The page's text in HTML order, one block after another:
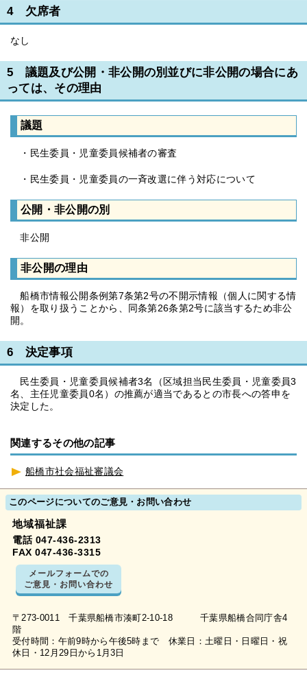
4 欠席者
なし
5 議題及び公開・非公開の別並びに非公開の場合にあ
っては、その理由
議題
・民生委員・児童委員候補者の審査
・民生委員・児童委員の一斉改選に伴う対応について
公開・非公開の別
非公開
非公開の理由
船橋市情報公開条例第7条第2号の不開示情報（個人に関する情
報）を取り扱うことから、同条第26条第2号に該当するため非公
開。
6 決定事項
民生委員・児童委員候補者3名（区域担当民生委員・児童委員3
名、主任児童委員0名）の推薦が適当であるとの市長への答申を
決定した。
関連するその他の記事
船橋市社会福祉審議会
このページについてのご意見・お問い合わせ
地域福祉課
電話 047-436-2313
FAX 047-436-3315
メールフォームでの
ご意見・お問い合わせ
〒273-0011 千葉県船橋市湊町2-10-18 千葉県船橋合同庁舎4
階
受付時間：午前9時から午後5時まで 休業日：土曜日・日曜日・祝
休日・12月29日から1月3日